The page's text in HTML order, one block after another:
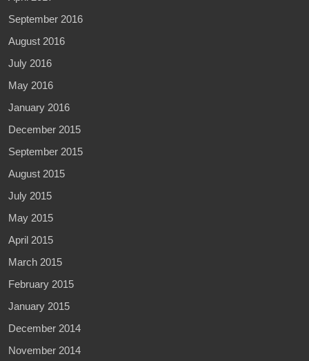
September 2016
August 2016
July 2016
May 2016
January 2016
December 2015
September 2015
August 2015
July 2015
May 2015
April 2015
March 2015
February 2015
January 2015
December 2014
November 2014